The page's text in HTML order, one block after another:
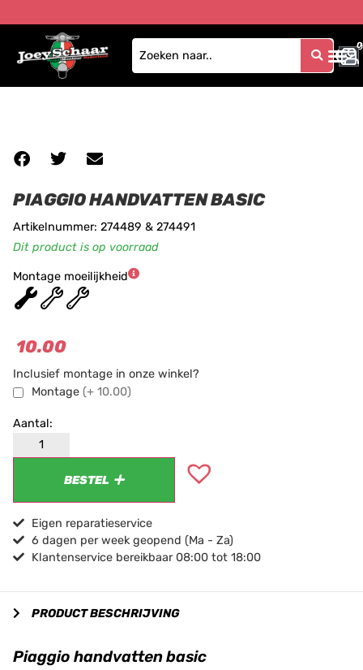
0
0
PIAGGIO HANDVATTEN BASIC
Artikelnummer: 274489 & 274491
Dit product is op voorraad
Montage moeilijkheid
★★★
10.00
Inclusief montage in onze winkel?
Montage (+ 10.00)
BESTEL
Eigen reparatieservice
6 dagen per week geopend (Ma - Za)
Klantenservice bereikbaar 08:00 tot 18:00
PRODUCT BESCHRIJVING
Piaggio handvatten basic